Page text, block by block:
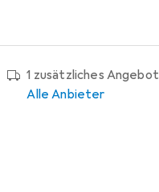
1 zusätzliches Angebot
Alle Anbieter